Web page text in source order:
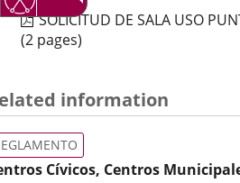
SOLICITUD DE SALA USO
(2 pages)
information
Cívicos, Centros